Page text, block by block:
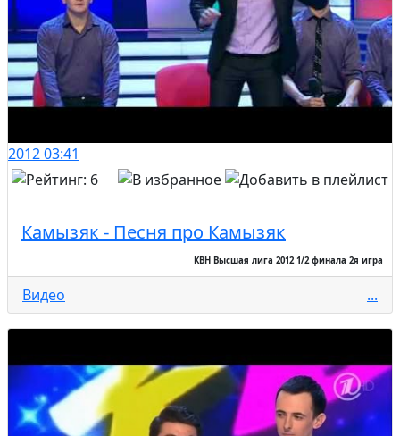
201203:41
Камызяк - Песня про Камызяк
КВН Высшая лига 2012 1/2 финала 2я игра
Видео ...